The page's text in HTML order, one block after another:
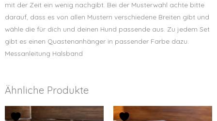
mit der Zeit ein wenig nachgibt. Bei der Musterwahl achte bitte
darauf, dass es von allen Mustern verschiedene Breiten gibt und
wähle die für dich und deinen Hund passende aus. Zu jedem Set
gibt es einen Quastenanhänger in passender Farbe dazu.
Messanleitung Halsband
Ähnliche Produkte